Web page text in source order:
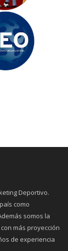
Deportivo.
como
somos la
más proyección
de experiencia